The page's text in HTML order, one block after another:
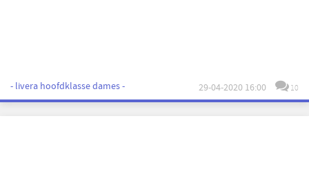
- livera hoofdklasse dames - 29-04-2020 16:00 10